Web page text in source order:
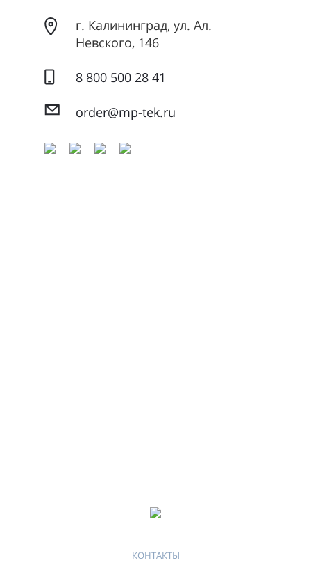
г. Калининград, ул. Ал.
Невского, 146
8 800 500 28 41
order@mp-tek.ru
КОНТАКТЫ